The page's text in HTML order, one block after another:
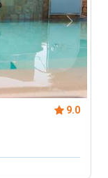
9.0